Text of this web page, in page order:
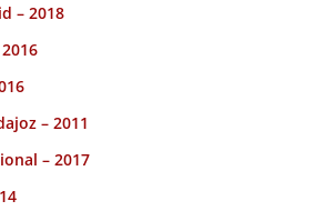
– 2018
– 2011
– 2017